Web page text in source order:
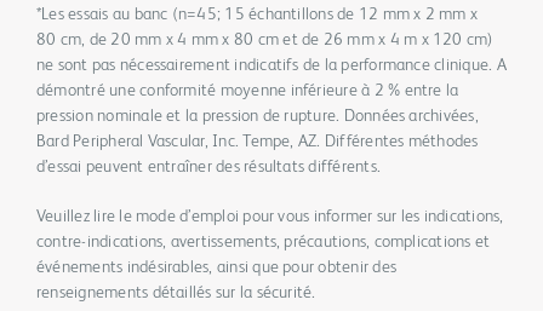
*Les essais au banc (n=45; 15 échantillons de 12 mm x 2 mm x
80 cm, de 20 mm x 4 mm x 80 cm et de 26 mm x 4 m x 120 cm)
ne sont pas nécessairement indicatifs de la performance clinique. A
démontré une conformité moyenne inférieure à 2 % entre la
pression nominale et la pression de rupture. Données archivées,
Bard Peripheral Vascular, Inc. Tempe, AZ. Différentes méthodes
d’essai peuvent entraîner des résultats différents.
Veuillez lire le mode d’emploi pour vous informer sur les indications,
contre-indications, avertissements, précautions, complications et
événements indésirables, ainsi que pour obtenir des
renseignements détaillés sur la sécurité.